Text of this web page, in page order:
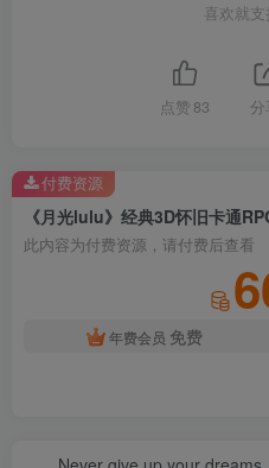
喜欢就
点赞 83 分
此内容为付费资源，请付费后查看
年费会员 免费
付费资源